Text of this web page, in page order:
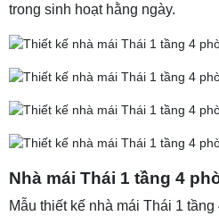
trong sinh hoạt hằng ngày.
Nhà mái Thái 1 tầng 4
Mẫu thiết kế nhà mái Thái 1